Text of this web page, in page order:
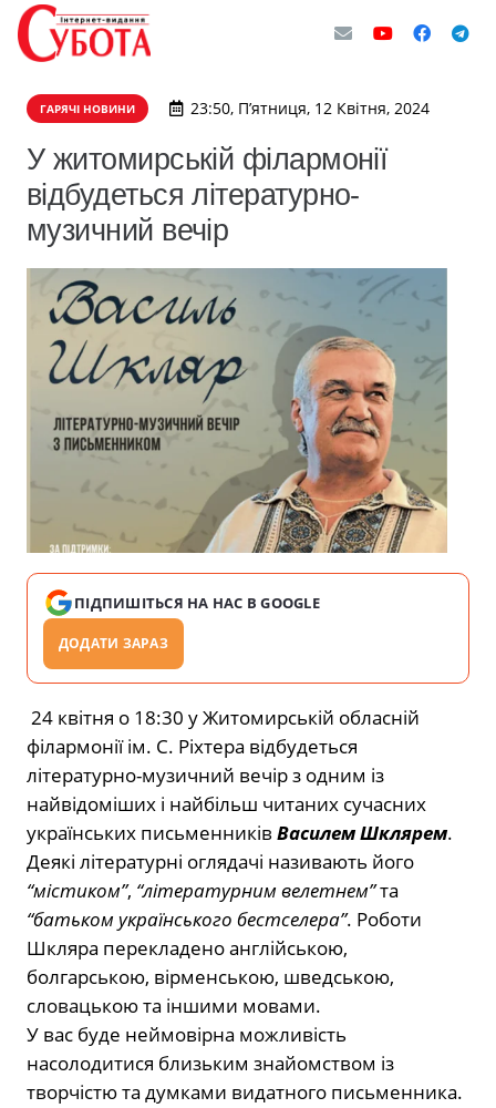
ГАРЯЧІ НОВИНИ 23:50, П’ятниця, 12 Квітня, 2024
У житомирській філармонії
відбудеться літературно-
музичний вечір
ПІДПИШІТЬСЯ НА НАС В GOOGLE
ДОДАТИ ЗАРАЗ
24 квітня о 18:30 у Житомирській обласній
філармонії ім. С. Ріхтера відбудеться
літературно-музичний вечір з одним із
найвідоміших і найбільш читаних сучасних
українських письменників Василем Шклярем.
Деякі літературні оглядачі називають його
“містиком”, “літературним велетнем”та
“батьком українського бестселера”. Роботи
Шкляра перекладено англійською,
болгарською, вірменською, шведською,
словацькою та іншими мовами.
У вас буде неймовірна можливість
насолодитися близьким знайомством із
творчістю та думками видатного письменника.